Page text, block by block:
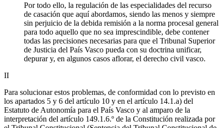
Por todo ello, la regulación de las especialidades del recurso
de casación que aquí abordamos, siendo las menos y siempre
sin perjuicio de la debida remisión a la norma procesal general
para todo aquello que no sea imprescindible, debe contener
todas las precisiones necesarias para que el Tribunal Superior
de Justicia del País Vasco pueda con su doctrina unificar,
depurar y, en algunos casos aflorar, el derecho civil vasco.
II
Para solucionar estos problemas, de conformidad con lo previsto en
los apartados 5 y 6 del artículo 10 y en el artículo 14.1.a) del
Estatuto de Autonomía para el País Vasco y al amparo de la
interpretación del artículo 149.1.6.º de la Constitución realizada por